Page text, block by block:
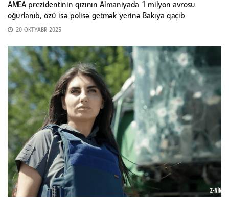
AMEA prezidentinin qızının Almaniyada 1 milyon avrosu
oğurlanıb, özü isə polisə getmək yerinə Bakıya qaçıb
20 OKTYABR 2025